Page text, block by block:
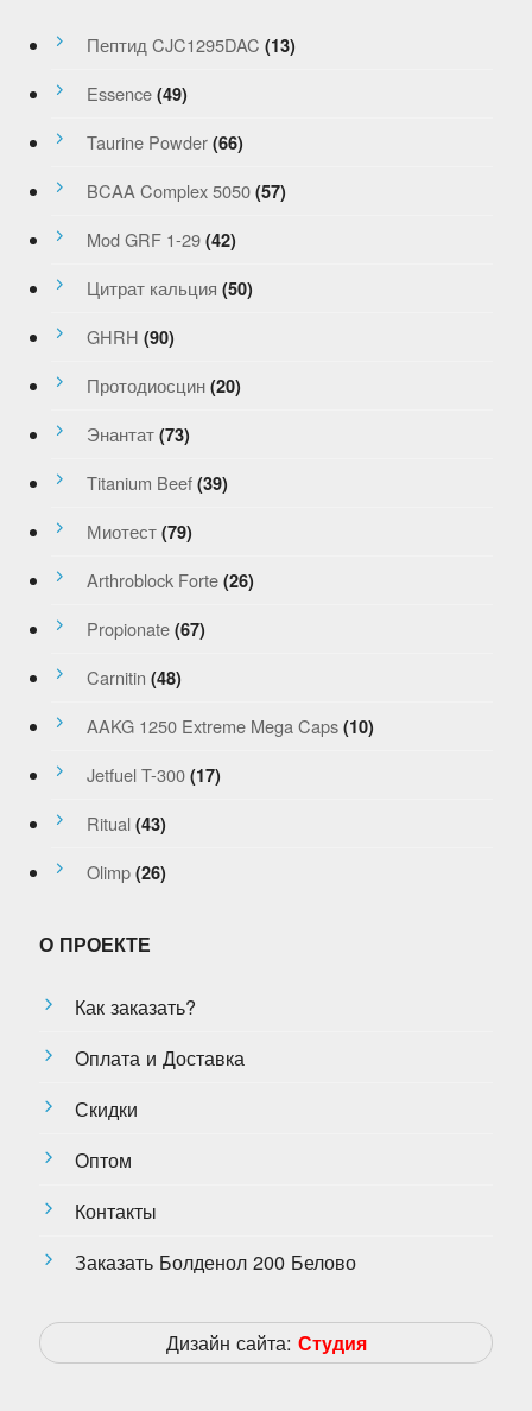
Пептид CJC1295DAC (13)
Essence (49)
Taurine Powder (66)
BCAA Complex 5050 (57)
Mod GRF 1-29 (42)
Цитрат кальция (50)
GHRH (90)
Протодиосцин (20)
Энантат (73)
Titanium Beef (39)
Миотест (79)
Arthroblock Forte (26)
Propionate (67)
Carnitin (48)
AAKG 1250 Extreme Mega Caps (10)
Jetfuel T-300 (17)
Ritual (43)
Olimp (26)
О ПРОЕКТЕ
Как заказать?
Оплата и Доставка
Скидки
Оптом
Контакты
Заказать Болденол 200 Белово
Дизайн сайта: Студия